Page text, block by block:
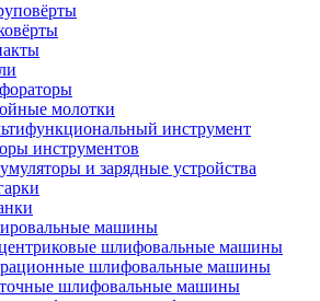
молотки
инструмент
инструментов
и зарядные устройства
машины
шлифовальные машины
шлифовальные машины
шлифовальные машины